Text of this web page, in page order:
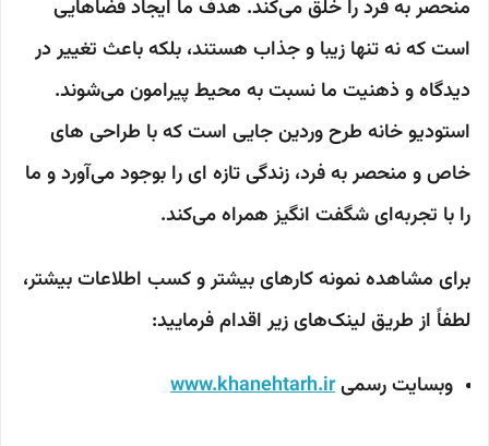
منحصر به فرد را خلق می‌کند. هدف ما ایجاد فضاهایی
است که نه تنها زیبا و جذاب هستند، بلکه باعث تغییر در
دیدگاه و ذهنیت ما نسبت به محیط پیرامون می‌شوند.
استودیو خانه طرح وردین جایی است که با طراحی های
خاص و منحصر به فرد، زندگی تازه ای را بوجود می‌آورد و ما
را با تجربه‌ای شگفت انگیز همراه می‌کند.
برای مشاهده نمونه کارهای بیشتر و کسب اطلاعات بیشتر،
لطفاً از طریق لینک‌های زیر اقدام فرمایید:
وبسایت رسمیwww.khanehtarh.ir